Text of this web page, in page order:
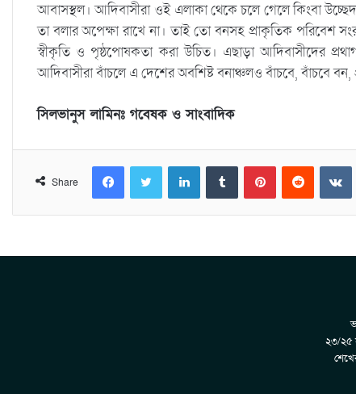
আবাসস্থল। আদিবাসীরা ওই এলাকা থেকে চলে গেলে কিংবা
তা বলার অপেক্ষা রাখে না। তাই তো বনসহ প্রাকৃতিক পরিবেশ
স্বীকৃতি ও পৃষ্ঠপোষকতা করা উচিত। এছাড়া আদিবাসীদের
আদিবাসীরা বাঁচলে এ দেশের অবশিষ্ট বনাঞ্চলও বাঁচবে, বাঁচবে
সিলভানুস লামিনঃ গবেষক ও সাংবাদিক
Share
২৩/২৫